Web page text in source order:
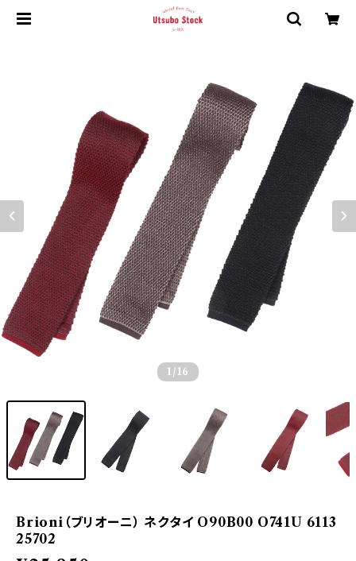
1 /16
Brioni（ブリオーニ） ネクタイ O90B00 O741U 6113
25702